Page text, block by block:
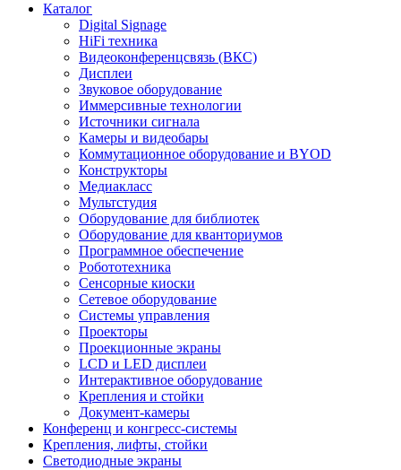
Каталог
Digital Signage
HiFi техника
Видеоконференцсвязь (ВКС)
Дисплеи
Звуковое оборудование
Иммерсивные технологии
Источники сигнала
Камеры и видеобары
Коммутационное оборудование и BYOD
Конструкторы
Медиакласс
Мультстудия
Оборудование для библиотек
Оборудование для кванториумов
Программное обеспечение
Робототехника
Сенсорные киоски
Сетевое оборудование
Системы управления
Проекторы
Проекционные экраны
LCD и LED дисплеи
Интерактивное оборудование
Крепления и стойки
Документ-камеры
Конференц и конгресс-системы
Крепления, лифты, стойки
Светодиодные экраны